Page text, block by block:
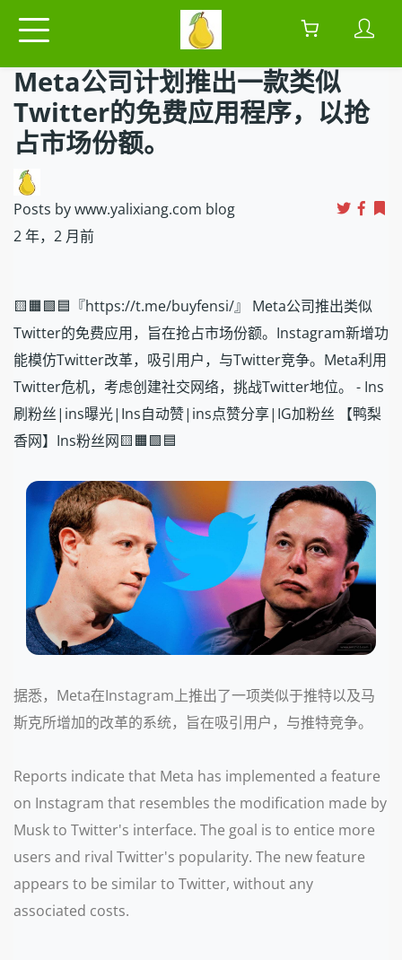
Meta公司计划推出一款类似
Twitter的免费应用程序，以抢
占市场份额。
Posts by www.yalixiang.com blog
2 年，2 月前
🟨🟧🟩🟦『https://t.me/buyfensi/』 Meta公司推出类似
Twitter的免费应用，旨在抢占市场份额。Instagram新增功
能模仿Twitter改革，吸引用户，与Twitter竞争。Meta利用
Twitter危机，考虑创建社交网络，挑战Twitter地位。 - Ins
刷粉丝|ins曝光|Ins自动赞|ins点赞分享|IG加粉丝 【鸭梨
香网】Ins粉丝网🟨🟧🟩🟦
据悉，Meta在Instagram上推出了一项类似于推特以及马
斯克所增加的改革的系统，旨在吸引用户，与推特竞争。
Reports indicate that Meta has implemented a feature
on Instagram that resembles the modification made by
Musk to Twitter's interface. The goal is to entice more
users and rival Twitter's popularity. The new feature
appears to be similar to Twitter, without any
associated costs.